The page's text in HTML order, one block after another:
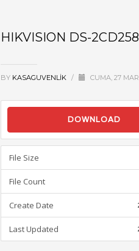
HIKVISION DS-
BY KASAGUVENLIK / CUMA, 27
DOWNLOAD
File Size
File Count
Create Date
Last Updated